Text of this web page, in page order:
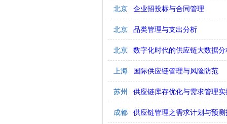
北京 企业招投标与合同管理
北京 品类管理与支出分析
北京 数字化时代的供应链大数据
上海 国际供应链管理与风险防范
苏州 供应链库存优化与需求管理实
成都 供应链管理之需求计划与预